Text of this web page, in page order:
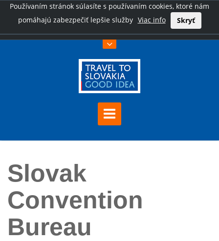
Používaním stránok súlasíte s používaním cookies, ktoré nám
pomáhajú zabezpečiť lepšie služby Viac info Skryť
Slovak Convention Bureau
Slovak
Convention
Bureau